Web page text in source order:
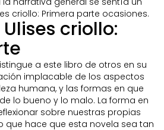
criollo: Primera parte ocasiones.
Ulises criollo:
a este libro de otros en su
implacable de los aspectos
humana, y las formas en que
lo bueno y lo malo. La forma en
sobre nuestras propias
que hace que esta novela sea tan